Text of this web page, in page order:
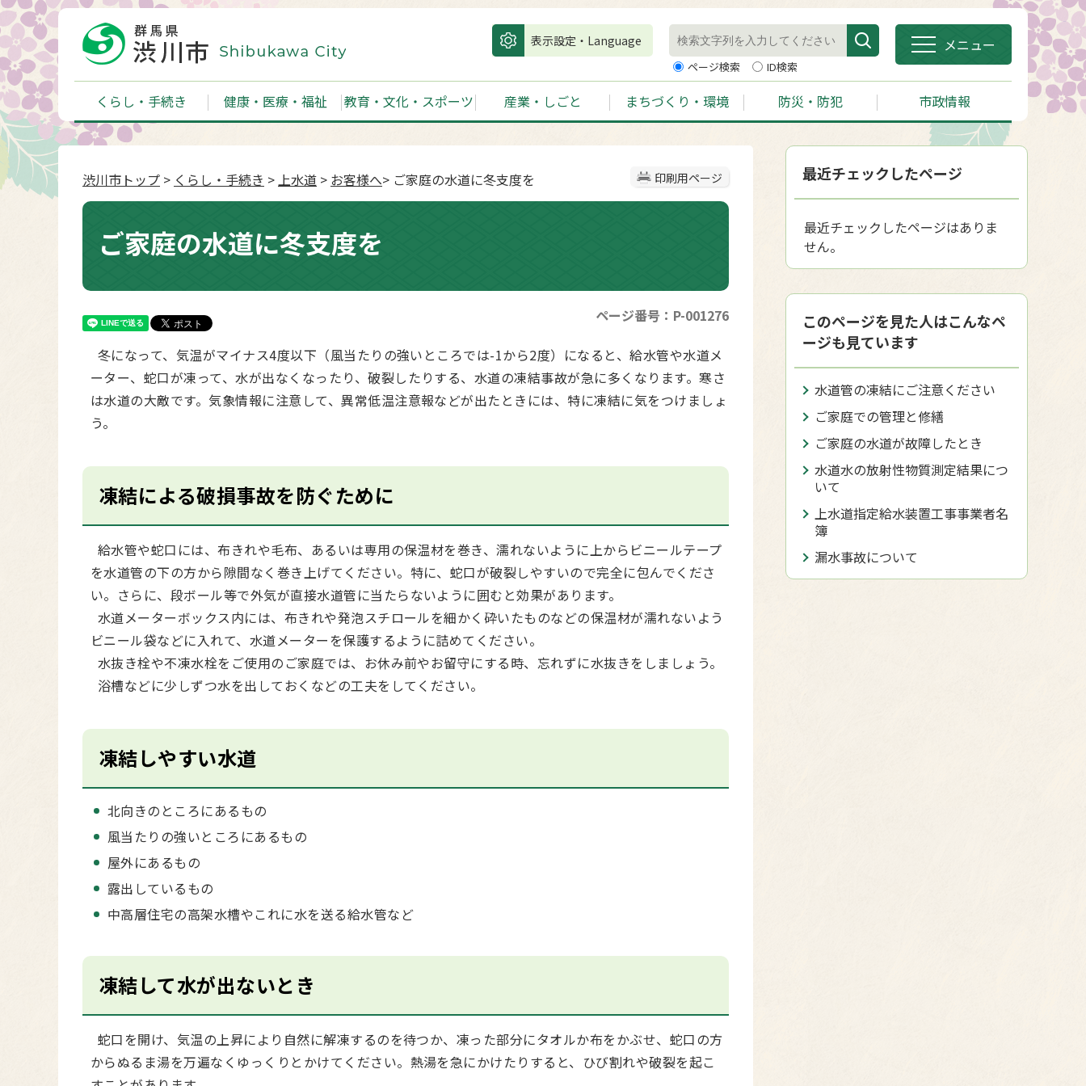
表示設定・Language
ページ検索 ID検索
メニュー
くらし・手続き 健康・医療・福祉 教育・文化・スポーツ 産業・しごと まちづくり・環境 防災・防犯 市政情報
印刷用ページ
渋川市トップ > くらし・手続き >上水道 > お客様へ> ご家庭の水道に冬支度を
ご家庭の水道に冬支度を
ページ番号：P-001276
冬になって、気温がマイナス4度以下（風当たりの強いところでは-1から2度）になると、給水管や水道メ
ーター、蛇口が凍って、水が出なくなったり、破裂したりする、水道の凍結事故が急に多くなります。寒さ
は水道の大敵です。気象情報に注意して、異常低温注意報などが出たときには、特に凍結に気をつけましょ
う。
凍結による破損事故を防ぐために
給水管や蛇口には、布きれや毛布、あるいは専用の保温材を巻き、濡れないように上からビニールテープ
を水道管の下の方から隙間なく巻き上げてください。特に、蛇口が破裂しやすいので完全に包んでくださ
い。さらに、段ボール等で外気が直接水道管に当たらないように囲むと効果があります。
水道メーターボックス内には、布きれや発泡スチロールを細かく砕いたものなどの保温材が濡れないよう
ビニール袋などに入れて、水道メーターを保護するように詰めてください。
水抜き栓や不凍水栓をご使用のご家庭では、お休み前やお留守にする時、忘れずに水抜きをしましょう。
浴槽などに少しずつ水を出しておくなどの工夫をしてください。
凍結しやすい水道
北向きのところにあるもの
風当たりの強いところにあるもの
屋外にあるもの
露出しているもの
中高層住宅の高架水槽やこれに水を送る給水管など
凍結して水が出ないとき
蛇口を開け、気温の上昇により自然に解凍するのを待つか、凍った部分にタオルか布をかぶせ、蛇口の方
からぬるま湯を万遍なくゆっくりとかけてください。熱湯を急にかけたりすると、ひび割れや破裂を起こ
最近チェックしたページ
最近チェックしたページはありま
せん。
このページを見た人はこんなペ
ージも見ています
水道管の凍結にご注意ください
ご家庭での管理と修繕
ご家庭の水道が故障したとき
水道水の放射性物質測定結果につ
いて
上水道指定給水装置工事事業者名
簿
漏水事故について